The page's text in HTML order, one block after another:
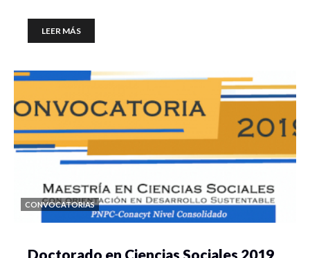
LEER MÁS
CONVOCATORIAS
Doctorado en Ciencias Sociales 2019